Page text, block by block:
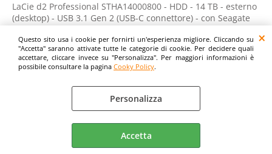
Questo sito usa i cookie per fornirti un'esperienza migliore. Cliccando su
"Accetta" saranno attivate tutte le categorie di cookie. Per decidere quali
accettare, cliccare invece su "Personalizza". Per maggiori informazioni è
possibile consultare la pagina Cooky Policy.
Personalizza
Accetta
LaCie d2 Professional STHA14000800 - HDD - 14 TB - esterno
(desktop) - USB 3.1 Gen 2 (USB-C connettore) - con Seagate
Rescue Data Recovery
Disponibilità:
Non Disponibile
Prezzo:
3-5 giorni Lavorativi